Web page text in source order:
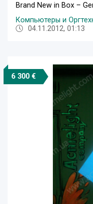
Brand New in Box –
Компьютеры и
04.11.2012, 01:13
6 300 €